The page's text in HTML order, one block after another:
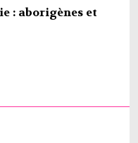
: aborigènes et